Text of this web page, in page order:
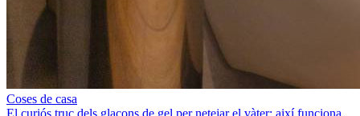
Coses de casa
El curiós truc dels glaçons de gel per netejar el vàter: així funciona